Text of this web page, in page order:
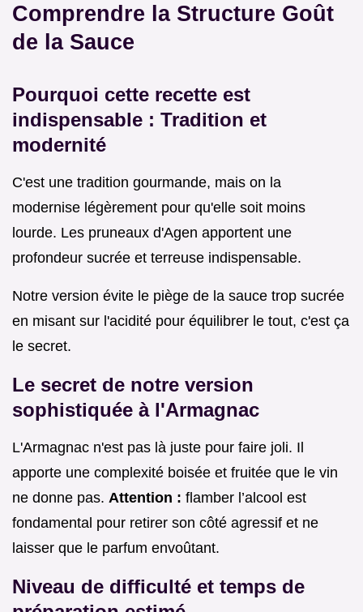
Comprendre la Structure Goût
de la Sauce
Pourquoi cette recette est
indispensable : Tradition et
modernité
C'est une tradition gourmande, mais on la
modernise légèrement pour qu'elle soit moins
lourde. Les pruneaux d'Agen apportent une
profondeur sucrée et terreuse indispensable.
Notre version évite le piège de la sauce trop sucrée
en misant sur l'acidité pour équilibrer le tout, c'est ça
le secret.
Le secret de notre version
sophistiquée à l'Armagnac
L'Armagnac n'est pas là juste pour faire joli. Il
apporte une complexité boisée et fruitée que le vin
ne donne pas. Attention : flamber l’alcool est
fondamental pour retirer son côté agressif et ne
laisser que le parfum envoûtant.
Niveau de difficulté et temps de